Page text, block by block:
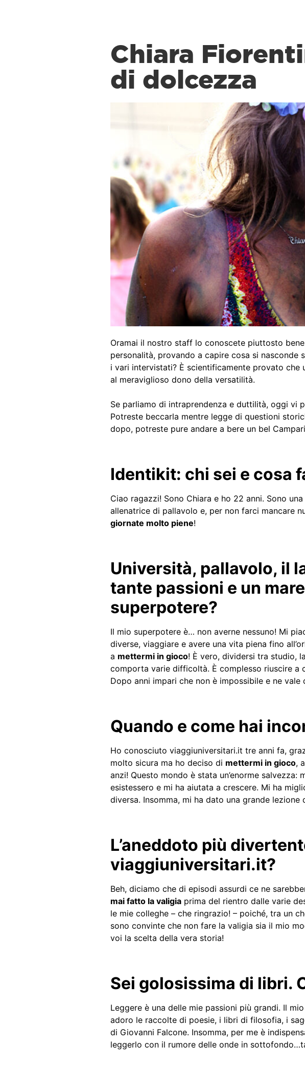
Chiara
di dolcezza
Oramai il nostro staff lo conoscete piuttosto
personalità, provando a capire cosa si nasconde
i vari intervistati? È scientificamente provato che
al meraviglioso dono della versatilità.
Se parliamo di intraprendenza e duttilità, oggi vi
Potreste beccarla mentre legge di questioni
dopo, potreste pure andare a bere un bel
Identikit: chi sei e cosa
Ciao ragazzi! Sono Chiara e ho 22 anni. Sono
allenatrice di pallavolo e, per non farci mancare
giornate molto piene!
Università, pallavolo, il
tante passioni e un
superpotere?
Il mio superpotere è… non averne nessuno! Mi
diverse, viaggiare e avere una vita piena fino
a mettermi in gioco! È vero, dividersi tra studio,
comporta varie difficoltà. È complesso riuscire a
Dopo anni impari che non è impossibile e ne vale
Quando e come hai
Ho conosciuto viaggiuniversitari.it tre anni fa,
molto sicura ma ho deciso di mettermi in gioco,
anzi! Questo mondo è stata un’enorme
esistessero e mi ha aiutata a crescere. Mi ha
diversa. Insomma, mi ha dato una grande lezione
L’aneddoto più
viaggiuniversitari.it?
Beh, diciamo che di episodi assurdi ce ne
mai fatto la valigia prima del rientro dalle varie
le mie colleghe – che ringrazio! – poiché, tra un
sono convinte che non fare la valigia sia il mio
voi la scelta della vera storia!
Sei golosissima di libri.
Leggere è una delle mie passioni più grandi. Il
adoro le raccolte di poesie, i libri di filosofia, i
di Giovanni Falcone. Insomma, per me è
leggerlo con il rumore delle onde in